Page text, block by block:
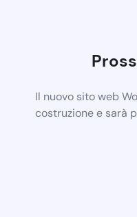
Il nuovo sito web
costruzione e sarà